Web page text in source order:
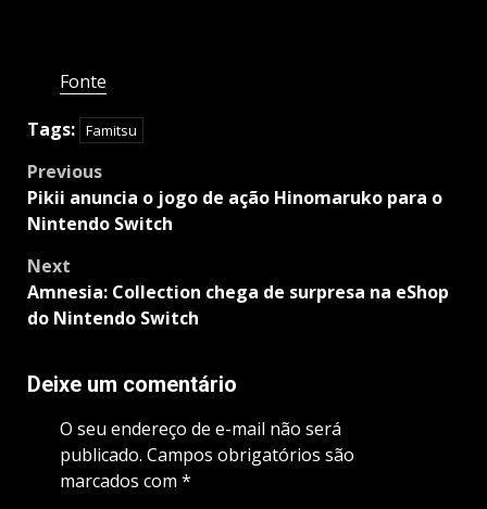
Fonte
Tags: Famitsu
Post
navigation
Previous
Pikii anuncia o jogo de ação Hinomaruko para o
Nintendo Switch
Next
Amnesia: Collection chega de surpresa na eShop
do Nintendo Switch
Deixe um comentário
O seu endereço de e-mail não será
publicado. Campos obrigatórios são
marcados com *